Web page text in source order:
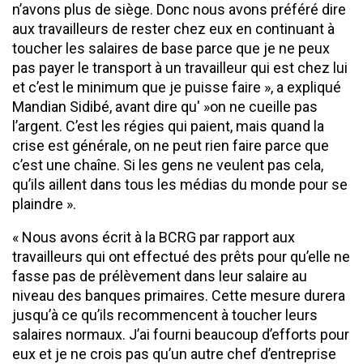
n’avons plus de siège. Donc nous avons préféré dire
aux travailleurs de rester chez eux en continuant à
toucher les salaires de base parce que je ne peux
pas payer le transport à un travailleur qui est chez lui
et c’est le minimum que je puisse faire », a expliqué
Mandian Sidibé, avant dire qu' »on ne cueille pas
l’argent. C’est les régies qui paient, mais quand la
crise est générale, on ne peut rien faire parce que
c’est une chaîne. Si les gens ne veulent pas cela,
qu’ils aillent dans tous les médias du monde pour se
plaindre ».
« Nous avons écrit à la BCRG par rapport aux
travailleurs qui ont effectué des prêts pour qu’elle ne
fasse pas de prélèvement dans leur salaire au
niveau des banques primaires. Cette mesure durera
jusqu’à ce qu’ils recommencent à toucher leurs
salaires normaux. J’ai fourni beaucoup d’efforts pour
eux et je ne crois pas qu’un autre chef d’entreprise